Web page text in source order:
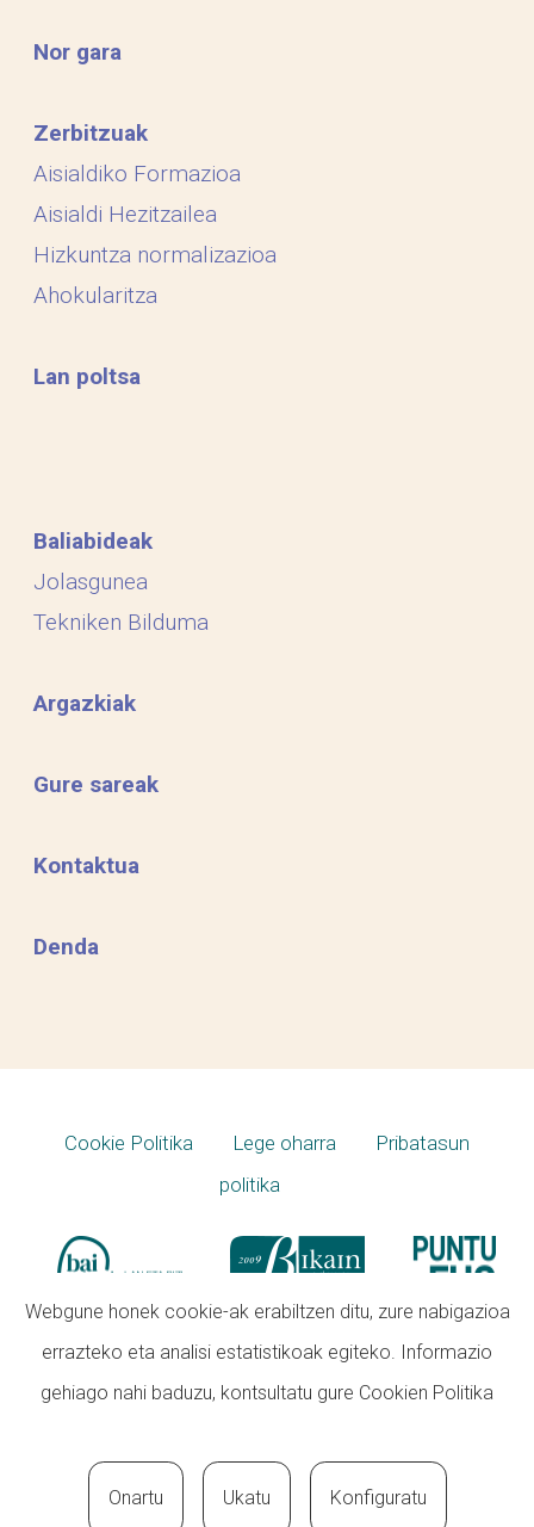
Nor gara
Zerbitzuak
Aisialdiko Formazioa
Aisialdi Hezitzailea
Hizkuntza normalizazioa
Ahokularitza
Lan poltsa
Baliabideak
Jolasgunea
Tekniken Bilduma
Argazkiak
Gure sareak
Kontaktua
Denda
Cookie Politika Lege oharra
Pribatasun
politika
Webgune honek cookie-ak erabiltzen ditu, zure nabigazioa
errazteko eta analisi estatistikoak egiteko. Informazio
gehiago nahi baduzu, kontsultatu gure Cookien Politika
Onartu Ukatu Konfiguratu